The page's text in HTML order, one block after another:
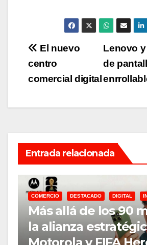
Navegación
de
Lenovo
de
El nuevo
centro
comercial digital
Entrada relacionada
COMERCIO DESTACADO DIGITAL
Más allá de los 90 minutos;
la alianza
Motorola y FIFA